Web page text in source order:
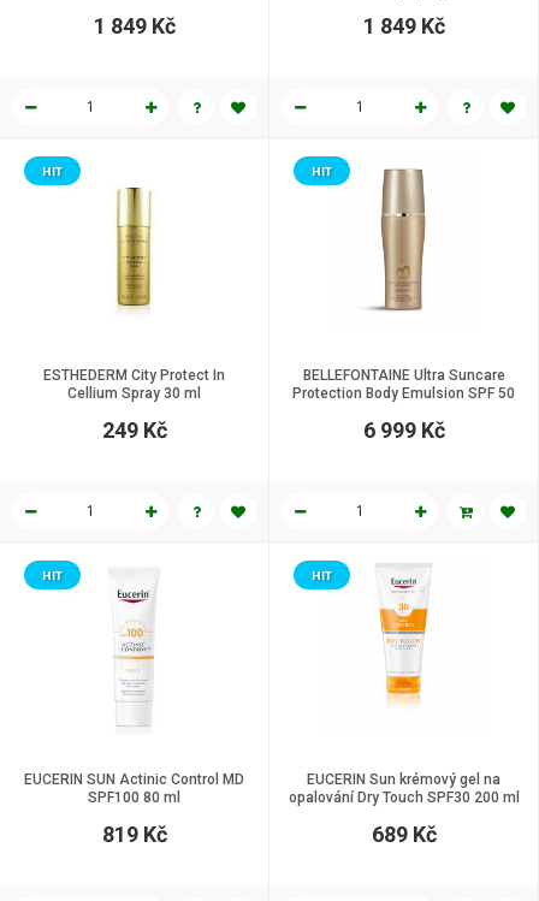
1 849 Kč 1 849 Kč
ESTHEDERM City Protect In
Cellium Spray 30 ml
HIT
249 Kč
BELLEFONTAINE Ultra Suncare
Protection Body Emulsion SPF 50
HIT
6 999 Kč
EUCERIN SUN Actinic Control MD
SPF100 80 ml
HIT
819 Kč
EUCERIN Sun krémový gel na
opalování Dry Touch SPF30 200 ml
HIT
689 Kč